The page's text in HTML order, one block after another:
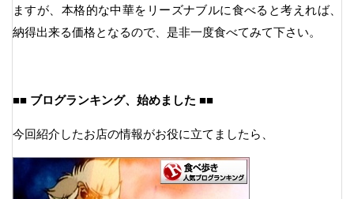
ますが、本格的な中華をリーズナブルに食べると考えれば、
納得出来る価格となるので、是非一度食べてみて下さい。
■■ ブログランキング、始めました ■■
今回紹介したお店の情報がお役に立てましたら、